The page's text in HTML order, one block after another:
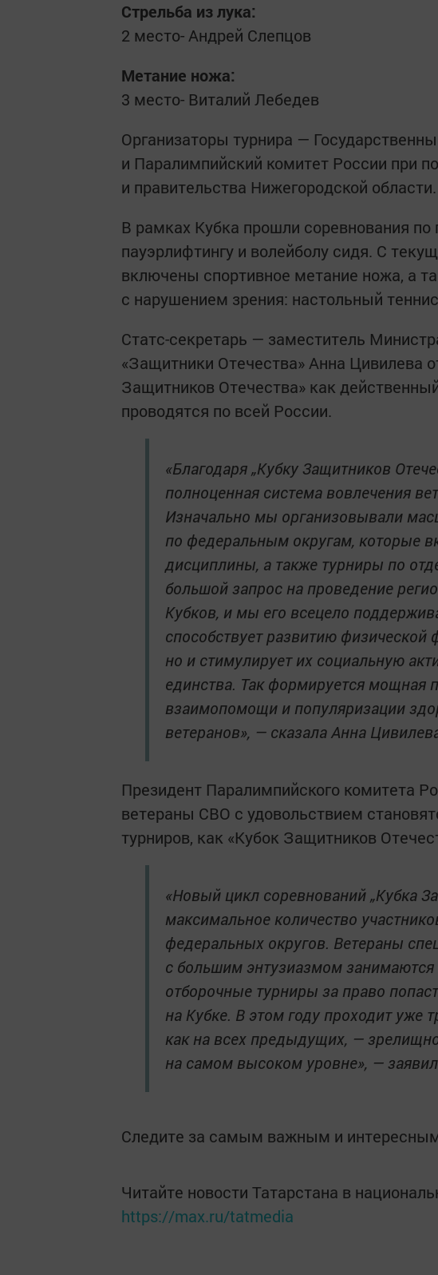
Стрельба из лука:
2 место- Андрей Слепцов
Метание ножа:
3 место- Виталий Лебедев
Организаторы турнира —
и Паралимпийский комитет России при
и правительства Нижегородской области.
В рамках Кубка прошли соревнования по
пауэрлифтингу и волейболу сидя. С
включены спортивное метание ножа, а
с нарушением зрения: настольный
Статс-секретарь — заместитель
«Защитники Отечества» Анна Цивилева
Защитников Отечества» как
проводятся по всей России.
«Благодаря „Кубку Защитников
полноценная система вовлечения
Изначально мы организовывали
по федеральным округам, которые
дисциплины, а также турниры по
большой запрос на проведение
Кубков, и мы его всецело
способствует развитию
но и стимулирует их социальную
единства. Так формируется мощная
взаимопомощи и популяризации
ветеранов», — сказала Анна
Президент Паралимпийского комитета
ветераны СВО с удовольствием
турниров, как «Кубок Защитников
«Новый цикл соревнований „Кубка
максимальное количество
федеральных округов. Ветераны
с большим энтузиазмом занимаются
отборочные турниры за право
на Кубке. В этом году проходит уже
как на всех предыдущих, —
на самом высоком уровне», —
Следите за самым важным и
Читайте новости Татарстана в
https://max.ru/tatmedia